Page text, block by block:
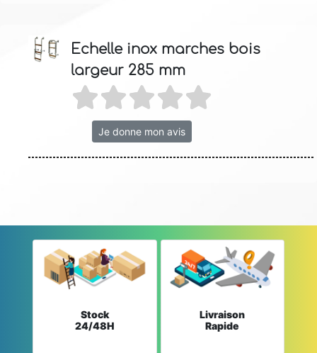
Echelle inox marches bois
largeur 285 mm
Je donne mon avis
Stock
24/48H
Livraison
Rapide